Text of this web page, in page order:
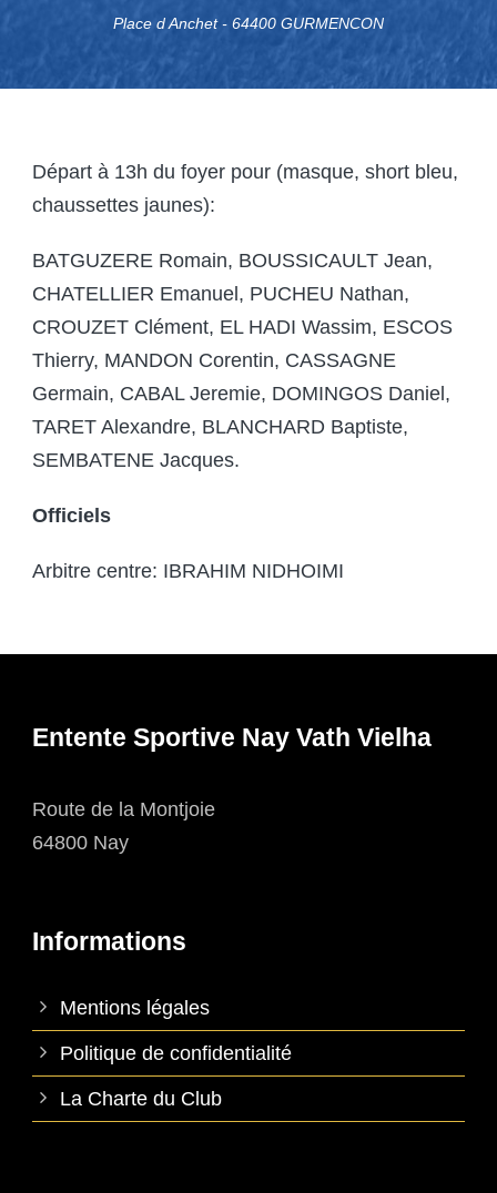
Place d Anchet - 64400 GURMENCON
Départ à 13h du foyer pour (masque, short bleu,
chaussettes jaunes):
BATGUZERE Romain, BOUSSICAULT Jean,
CHATELLIER Emanuel, PUCHEU Nathan,
CROUZET Clément, EL HADI Wassim, ESCOS
Thierry, MANDON Corentin, CASSAGNE
Germain, CABAL Jeremie, DOMINGOS Daniel,
TARET Alexandre, BLANCHARD Baptiste,
SEMBATENE Jacques.
Officiels
Arbitre centre: IBRAHIM NIDHOIMI
Entente Sportive Nay Vath Vielha
Route de la Montjoie
64800 Nay
Informations
Mentions légales
Politique de confidentialité
La Charte du Club